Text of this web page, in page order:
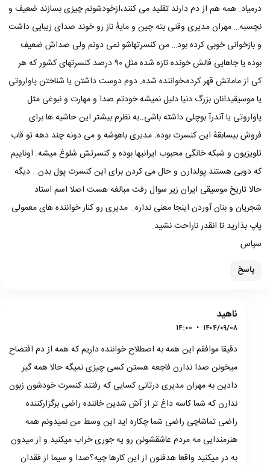
درمیاد. همه هم از دم دارند تقلید می کنند،ازخودشونم چیزی بسازند ضعیف و
نچسبه… مهران مدیری وقتی بته چین و مایهٔ ناز رو خوند صدای زیبایی داشت
و بازخوانی خوبی کرده بود… من کنسرتهاشو نمی دونم ولی صداش ضعیف
بوده یا جاهایی فالش خونده تازه شده مثل ۹۰ درصد کنسرتهای کشور که هر
کی از مامانش قهر کرده،خواننده شده. دوم دوست داشتن یا شناختن پاواروتی
یا موسیقیدانان بزرگ دنیا دلیل نمیشه خودتم صدا و مهارت و نبوغی مثل
پاواروتی یا آندرآ بوچلی داشته باشی..به نظرم بیشتر این حاشیه ها برای
فروش بیسابقهٔ این کنسرت بوده. مدیری باهوشه و می دونه چند دهه تو قاب
تلویزیون و شبکه خانگی محبوب ایرانیها بوده و کنسرتش شلوغ میشه. اوناییم
که دوبی هستند پولدارن و حال می کردن برای این کنسرت پول بدن… دیگه
حالا تاریخ موسیقی ایران زیر سوال رفت مبالغه هست اصلا اسم استاد
شجریان و بنان آوردن اینجا معنی نداره.. مدیری رو کنار خواننده های معمولی
پاپ بذارید.تا انقدر ناراحت نشید.
سپاس
پاسخ
ناهید
۱۴۰۴/۰۹/۰۸ •
دقیقا موافقم این همه به اصطلاح خواننده داریم که همه از دم افتضاح
میخونن صدا ندارن فاجعه هستن کسی چیزی نمیگه حالا همه گیر
دادین به مهران مدیری درثانی کسایی که رفتند کنسرت خودشون زبون
ندارن که شما کاسه داغ تر از آش شدین خاننده راضی برگزارکننده
راضی تماشاچی راضی شما چکاره اید این وسط من نمیدونم همه
هنرمندایی مه مردم عاشقشونن رو یه جوری خراب میکنید و از میدون
به در میکنید واقعا هدفتون از این کارها چیه؟صدا و سیما از فقدان